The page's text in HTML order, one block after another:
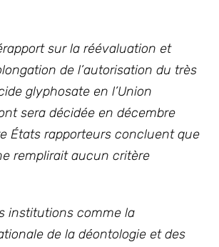
sur la réévaluation et
de l’autorisation du très
glyphosate en l’Union
sera décidée en décembre
États rapporteurs concluent que
remplirait aucun critère
institutions comme la
de la déontologie et des